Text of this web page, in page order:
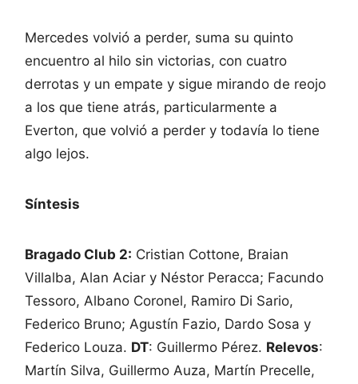
Mercedes volvió a perder, suma su quinto
encuentro al hilo sin victorias, con cuatro
derrotas y un empate y sigue mirando de reojo
a los que tiene atrás, particularmente a
Everton, que volvió a perder y todavía lo tiene
algo lejos.
Síntesis
Bragado Club 2: Cristian Cottone, Braian
Villalba, Alan Aciar y Néstor Peracca; Facundo
Tessoro, Albano Coronel, Ramiro Di Sario,
Federico Bruno; Agustín Fazio, Dardo Sosa y
Federico Louza. DT: Guillermo Pérez. Relevos:
Martín Silva, Guillermo Auza, Martín Precelle,